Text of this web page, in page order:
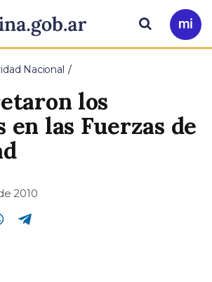
principal
Ir
a
Buscar
Nacional
los
en las Fuerzas de
2010